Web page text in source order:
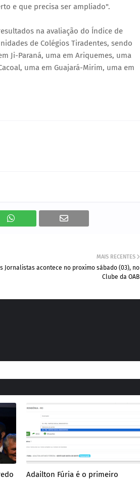
e que precisa ser ampliado".
na avaliação do Índice de
de Colégios Tiradentes, sendo
Ji-Paraná, uma em Ariquemes, uma
uma em Guajará-Mirim, uma em
MAIS RECENTES
Jornalistas acontece no proximo sábado (03), no
Clube da OAB
Adailton Fúria é o primeiro